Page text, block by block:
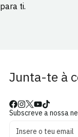
para ti.
Junta-te à
Subscreve a nossa